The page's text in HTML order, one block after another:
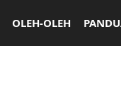
OLEH-OLEH